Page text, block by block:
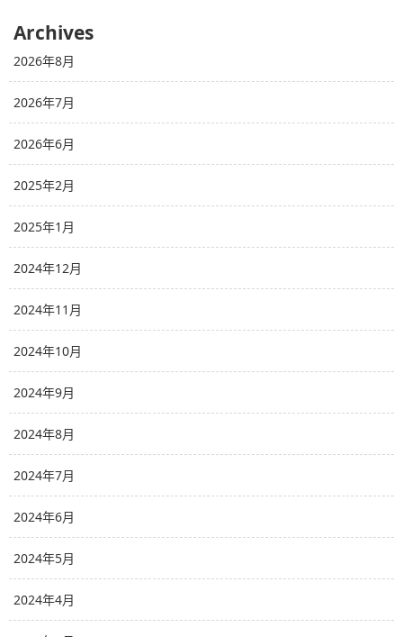
Archives
2026年8月
2026年7月
2026年6月
2025年2月
2025年1月
2024年12月
2024年11月
2024年10月
2024年9月
2024年8月
2024年7月
2024年6月
2024年5月
2024年4月